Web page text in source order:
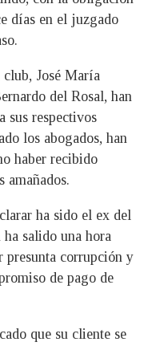
días en el juzgado
José María
del Rosal, han
sus respectivos
los abogados, han
haber recibido
amañados.
ha sido el ex del
salido una hora
presunta corrupción y
de pago de
que su cliente se